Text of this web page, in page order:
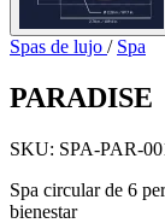
Spas de lujo / Spa
PARADISE
SKU: SPA-PAR-
Spa circular de 6
bienestar